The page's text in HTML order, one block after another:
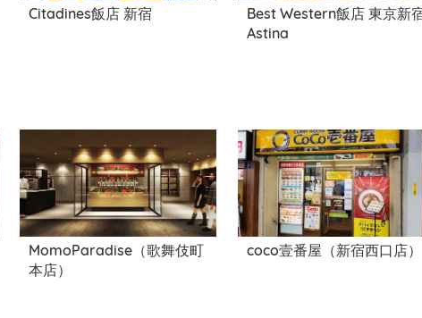
Citadines飯店 新宿
Best Western飯店 東京新
Astina
MomoParadise（歌舞伎町
本店）
coco壹番屋（新宿西口店）